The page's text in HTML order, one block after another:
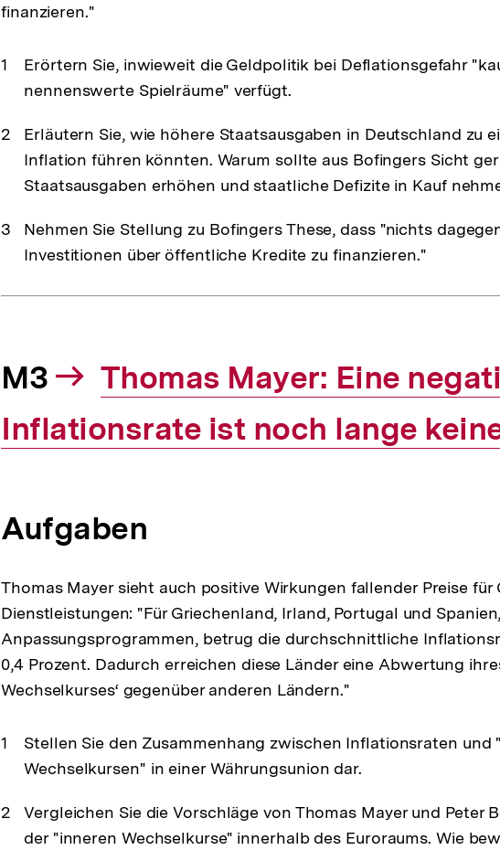
finanzieren."
Erörtern Sie, inwieweit die Geldpolitik bei Deflationsgefahr
nennenswerte Spielräume" verfügt.
Erläutern Sie, wie höhere Staatsausgaben in Deutschland zu
Inflation führen könnten. Warum sollte aus Bofingers Sicht
Staatsausgaben erhöhen und staatliche Defizite in Kauf
Nehmen Sie Stellung zu Bofingers These, dass "nichts
Investitionen über öffentliche Kredite zu finanzieren."
M3
Interner
Link:
Thomas Mayer: Eine
Inflationsrate ist noch lange
Aufgaben
Thomas Mayer sieht auch positive Wirkungen fallender Preise für
Dienstleistungen: "Für Griechenland, Irland, Portugal und
Anpassungsprogrammen, betrug die durchschnittliche
0,4 Prozent. Dadurch erreichen diese Länder eine Abwertung
Wechselkurses‘ gegenüber anderen Ländern."
Stellen Sie den Zusammenhang zwischen Inflationsraten und
Wechselkursen" in einer Währungsunion dar.
Vergleichen Sie die Vorschläge von Thomas Mayer und Peter
der "inneren Wechselkurse" innerhalb des Euroraums. Wie